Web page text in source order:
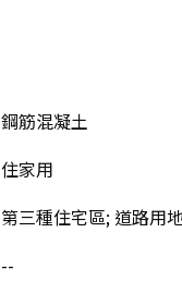
鋼筋混凝土
住家用
第三種住宅區; 道路用
--